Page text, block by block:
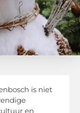
is niet
en